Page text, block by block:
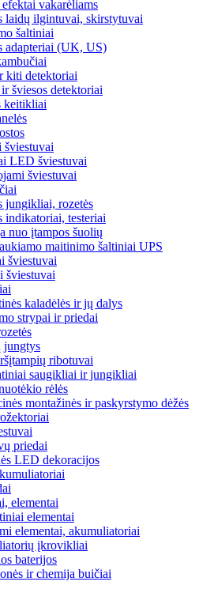
efektai vakarėliams
laidų ilgintuvai, skirstytuvai
šaltiniai
adapteriai (UK, US)
kiti detektoriai
šviesos detektoriai
keitikliai
šviestuvai
LED šviestuvai
šviestuvai
jungikliai, rozetės
indikatoriai, testeriai
nuo įtampos šuolių
maitinimo šaltiniai UPS
šviestuvai
šviestuvai
kaladėlės ir jų dalys
strypai ir priedai
jungtys
ribotuvai
saugikliai ir jungikliai
rėlės
montažinės ir paskyrstymo dėžės
priedai
LED dekoracijos
elementai
elementai
elementai, akumuliatoriai
įkrovikliai
baterijos
ir chemija buičiai